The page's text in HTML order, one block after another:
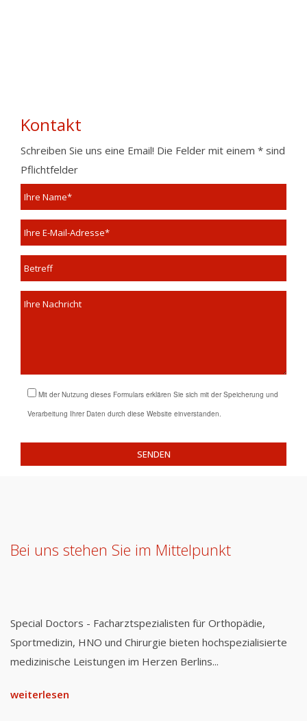
Kontakt
Schreiben Sie uns eine Email! Die Felder mit einem * sind
Pflichtfelder
Mit der Nutzung dieses Formulars erklären Sie sich mit der Speicherung und
Verarbeitung Ihrer Daten durch diese Website einverstanden.
Bei uns stehen Sie im Mittelpunkt
Special Doctors - Facharztspezialisten für Orthopädie,
Sportmedizin, HNO und Chirurgie bieten hochspezialisierte
medizinische Leistungen im Herzen Berlins...
weiterlesen